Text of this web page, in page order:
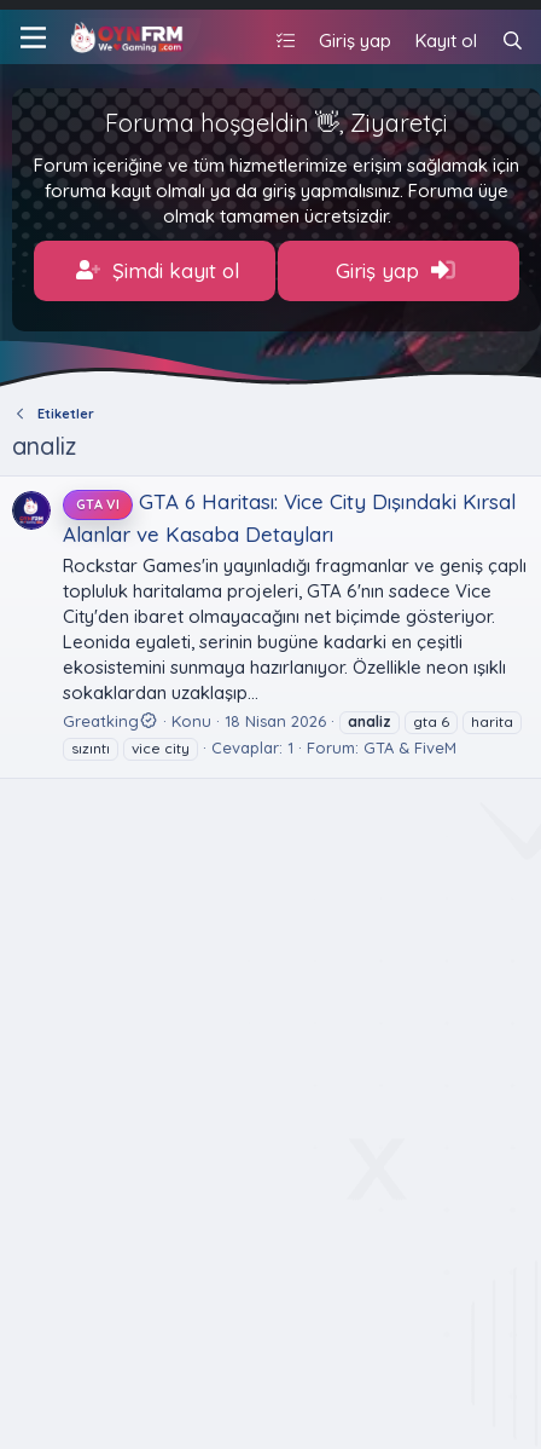
Giriş yap Kayıt ol
Foruma hoşgeldin 👋, Ziyaretçi
Forum içeriğine ve tüm hizmetlerimize erişim sağlamak için
foruma kayıt olmalı ya da giriş yapmalısınız. Foruma üye
olmak tamamen ücretsizdir.
Şimdi kayıt ol Giriş yap
Etiketler
analiz
GTA VI
GTA 6 Haritası: Vice City Dışındaki Kırsal
Alanlar ve Kasaba Detayları
Rockstar Games'in yayınladığı fragmanlar ve geniş çaplı
topluluk haritalama projeleri, GTA 6'nın sadece Vice
City'den ibaret olmayacağını net biçimde gösteriyor.
Leonida eyaleti, serinin bugüne kadarki en çeşitli
ekosistemini sunmaya hazırlanıyor. Özellikle neon ışıklı
sokaklardan uzaklaşıp...
Greatking Konu 18 Nisan 2026 analiz gta 6
harita
sızıntı
vice city Cevaplar: 1 Forum: GTA & FiveM